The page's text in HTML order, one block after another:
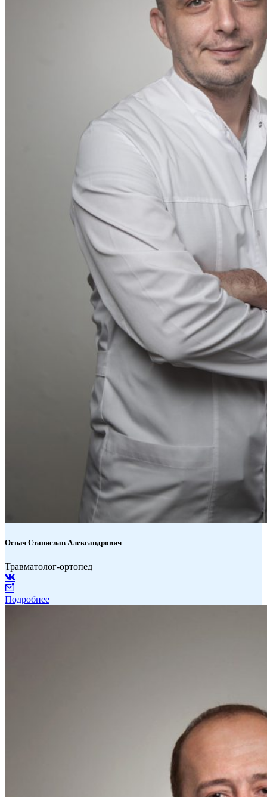
Оснач Станислав Александрович
Травматолог-ортопед
Подробнее